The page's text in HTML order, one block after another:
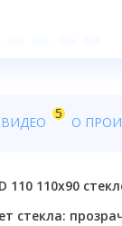
ВИДЕО
5
О
110 110x90
стекла: